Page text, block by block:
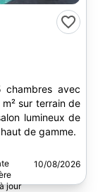
chambres avec
sur terrain de
lumineux de
de gamme.
10/08/2026